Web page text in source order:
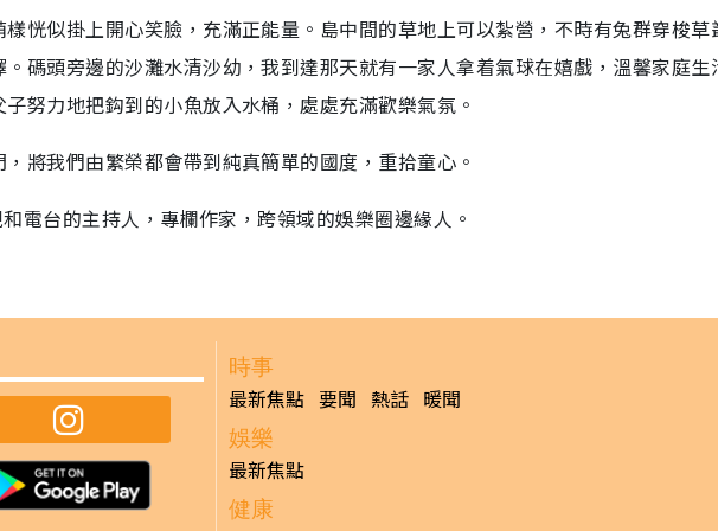
恍似掛上開心笑臉，充滿正能量。島中間的草地上可以紮營，不時有兔群穿梭草
碼頭旁邊的沙灘水清沙幼，我到達那天就有一家人拿着氣球在嬉戲，溫馨家庭生
努力地把鈎到的小魚放入水桶，處處充滿歡樂氣氛。
將我們由繁榮都會帶到純真簡單的國度，重拾童心。
電台的主持人，專欄作家，跨領域的娛樂圈邊緣人。
時事
最新焦點 要聞 熱話 暖聞
娛樂
最新焦點
健康